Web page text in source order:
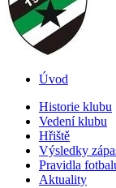
Úvod
Historie klubu
Vedení klubu
Hřiště
Výsledky
Pravidla
Aktuality